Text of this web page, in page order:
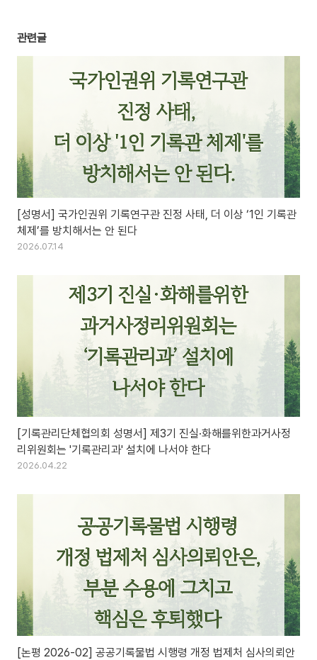
관련글
[성명서] 국가인권위 기록연구관 진정 사태, 더 이상 ‘1인 기록관
체제’를 방치해서는 안 된다
2026.07.14
[기록관리단체협의회 성명서] 제3기 진실·화해를위한과거사정
리위원회는 '기록관리과' 설치에 나서야 한다
2026.04.22
[논평 2026-02] 공공기록물법 시행령 개정 법제처 심사의뢰안